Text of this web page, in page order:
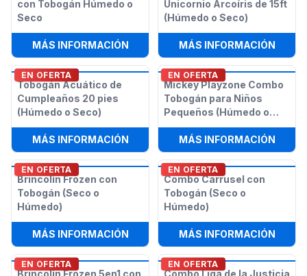
con Tobogán Húmedo o
Seco
MÁS INFORMACIÓN: EL MUNDO DE DISNEY 4EN1 CON
Unicornio Arcoíris de 15ft
(Húmedo o Seco)
MÁS INFORMACIÓN:
EN OFERTA
Tobogán Acuático de
Cumpleaños 20 pies
(Húmedo o Seco)
MÁS INFORMACIÓN: TOBOGÁN ACUÁTICO DE
EN OFERTA
Mickey Playzone Combo
Tobogán para Niños
Pequeños (Húmedo o
Seco)
MÁS INFORMACIÓN:
EN OFERTA
Brincolín Frozen con
Tobogán (Seco o
Húmedo)
MÁS INFORMACIÓN: BRINCOLÍN FROZEN CON
EN OFERTA
Combo Carrusel con
Tobogán (Seco o
Húmedo)
MÁS INFORMACIÓN:
EN OFERTA
Brincolín Frozen 5en1 con
EN OFERTA
Combo Liga de la Justicia